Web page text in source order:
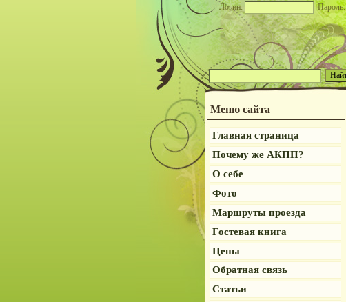
Логин: Пароль:
Меню сайта
Главная страница
Почему же АКПП?
О себе
Фото
Маршруты проезда
Гостевая книга
Цены
Обратная связь
Статьи